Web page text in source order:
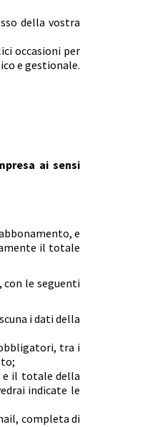
della vostra
occasioni per
e gestionale.
ai sensi
e
il totale
le seguenti
i dati della
tra i
e il totale della
indicate le
completa di